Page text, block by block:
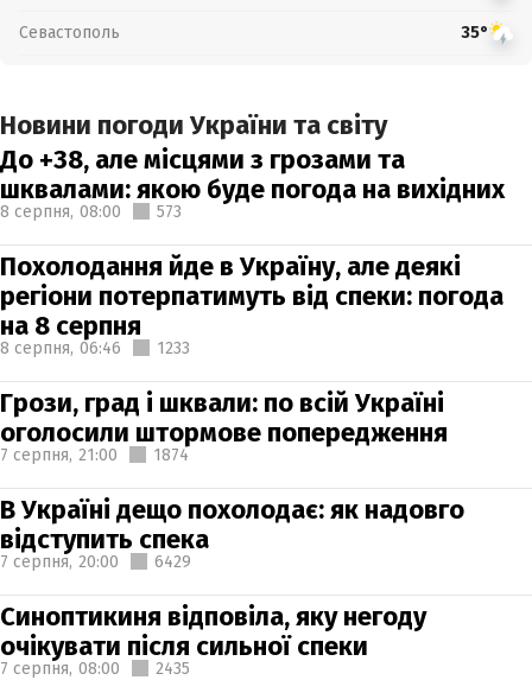
Севастополь 35°
Новини погоди України та світу
До +38, але місцями з грозами та
шквалами: якою буде погода на вихідних
8 серпня, 08:00 573
Похолодання йде в Україну, але деякі
регіони потерпатимуть від спеки: погода
на 8 серпня
8 серпня, 06:46 1233
Грози, град і шквали: по всій Україні
оголосили штормове попередження
7 серпня, 21:00 1874
В Україні дещо похолодає: як надовго
відступить спека
7 серпня, 20:00 6429
Синоптикиня відповіла, яку негоду
очікувати після сильної спеки
7 серпня, 08:00 2435